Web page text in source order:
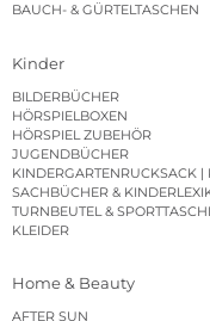
BAUCH- & GÜRTELTASCHEN
Kinder
BILDERBÜCHER
HÖRSPIELBOXEN
HÖRSPIEL ZUBEHÖR
JUGENDBÜCHER
SACHBÜCHER &
TURNBEUTEL &
KLEIDER
Home & Beauty
AFTER SUN